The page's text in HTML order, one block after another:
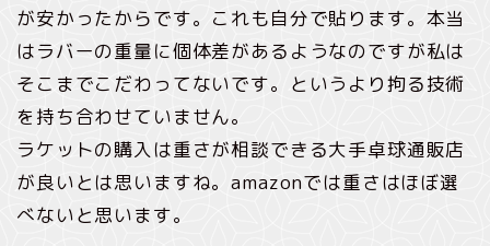
が安かったからです。これも自分で貼ります。本当
はラバーの重量に個体差があるようなのですが私は
そこまでこだわってないです。というより拘る技術
を持ち合わせていません。
ラケットの購入は重さが相談できる大手卓球通販店
が良いとは思いますね。amazonでは重さはほぼ選
べないと思います。